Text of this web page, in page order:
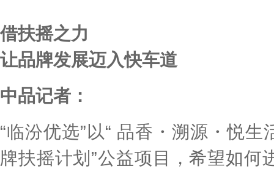
借扶摇之力
让品牌发展迈入快车道
中品记者：
“临汾优选”以“ 品香・溯源・悦生
牌扶摇计划”公益项目，希望如何